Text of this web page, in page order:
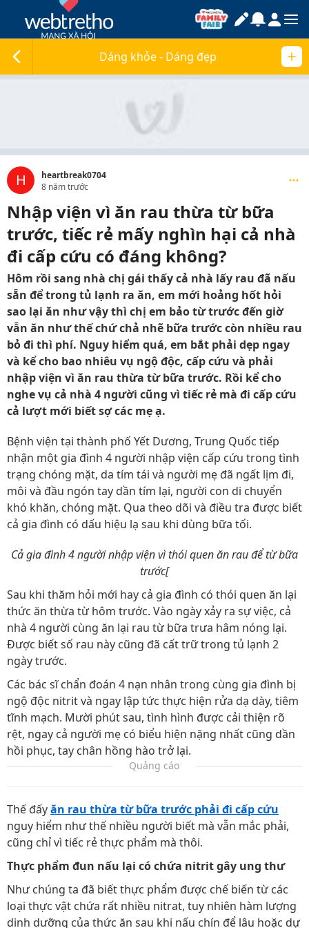
Dáng khỏe - Dáng đẹp
H
heartbreak0704
8 năm trước
Nhập viện vì ăn rau thừa từ bữa
trước, tiếc rẻ mấy nghìn hại cả nhà
đi cấp cứu có đáng không?
Hôm rồi sang nhà chị gái thấy cả nhà lấy rau đã nấu
sẵn để trong tủ lạnh ra ăn, em mới hoảng hốt hỏi
sao lại ăn như vậy thì chị em bảo từ trước đến giờ
vẫn ăn như thế chứ chả nhẽ bữa trước còn nhiều rau
bỏ đi thì phí. Nguy hiểm quá, em bắt phải dẹp ngay
và kể cho bao nhiêu vụ ngộ độc, cấp cứu và phải
nhập viện vì ăn rau thừa từ bữa trước. Rồi kể cho
nghe vụ cả nhà 4 người cũng vì tiếc rẻ mà đi cấp cứu
cả lượt mới biết sợ các mẹ ạ.
Bệnh viện tại thành phố Yết Dương, Trung Quốc tiếp
nhận một gia đình 4 người nhập viện cấp cứu trong tình
trạng chóng mặt, da tím tái và người mẹ đã ngất lịm đi,
môi và đầu ngón tay dần tím lại, người con di chuyển
khó khăn, chóng mặt. Qua theo dõi và điều tra được biết
cả gia đình có dấu hiệu lạ sau khi dùng bữa tối.
Cả gia đình 4 người nhập viện vì thói quen ăn rau để từ bữa
trước[
Sau khi thăm hỏi mới hay cả gia đình có thói quen ăn lại
thức ăn thừa từ hôm trước. Vào ngày xảy ra sự việc, cả
nhà 4 người cùng ăn lại rau từ bữa trưa hâm nóng lại.
Được biết số rau này cũng đã cất trữ trong tủ lạnh 2
ngày trước.
Các bác sĩ chẩn đoán 4 nạn nhân trong cùng gia đình bị
ngộ độc nitrit và ngay lập tức thực hiện rửa dạ dày, tiêm
tĩnh mạch. Mười phút sau, tình hình được cải thiện rõ
rệt, ngay cả người mẹ có biểu hiện nặng nhất cũng dần
hồi phục, tay chân hồng hào trở lại.
Quảng cáo
Thế đấyăn rau thừa từ bữa trước phải đi cấp cứu
nguy hiểm như thế nhiều người biết mà vẫn mắc phải,
cũng chỉ vì tiếc rẻ thực phẩm mà thôi.
Thực phẩm đun nấu lại có chứa nitrit gây ung thư
Như chúng ta đã biết thực phẩm được chế biến từ các
loại thực vật chứa rất nhiều nitrat, tuy nhiên hàm lượng
dinh dưỡng của thức ăn sau khi nấu chín để lâu hoặc dự